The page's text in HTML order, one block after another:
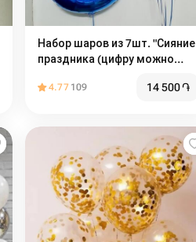
Набор шаров из 7шт. "Сияние
праздника (цифру можно
4.77 109 14 500֏